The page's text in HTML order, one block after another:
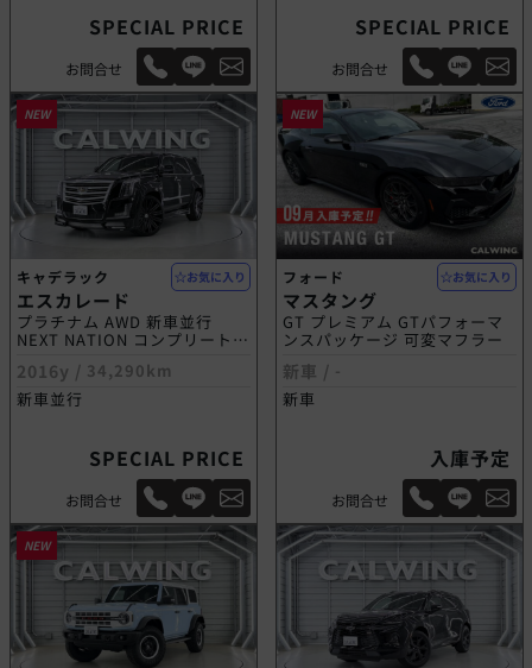
SPECIAL PRICE
お問合せ
SPECIAL PRICE
お問合せ
NEW
お気に入り
キャデラック
エスカレード
プラチナム AWD 新車並行
NEXT NATION コンプリートモ
2016y / 34,290km
新車並行
SPECIAL PRICE
お問合せ
NEW
お気に入り
フォード
マスタング
GT プレミアム GTパフォーマ
ンスパッケージ 可変マフラー
新車 / -
新車
入庫予定
お問合せ
NEW